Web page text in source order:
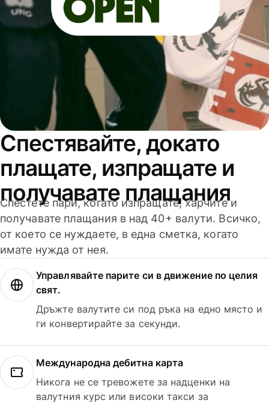
Спестявайте, докато
плащате, изпращате и
получавате плащания
Спестете пари, когато изпращате, харчите и
получавате плащания в над 40+ валути. Всичко,
от което се нуждаете, в една сметка, когато
имате нужда от нея.
Управлявайте парите си в движение по целия
свят.
Дръжте валутите си под ръка на едно място и
ги конвертирайте за секунди.
Международна дебитна карта
Никога не се тревожете за надценки на
валутния курс или високи такси за